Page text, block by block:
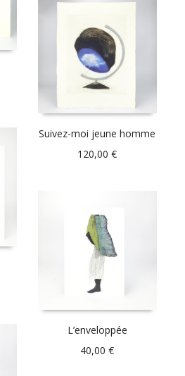
Suivez-moi jeune homme
120,00€
L’enveloppée
40,00€